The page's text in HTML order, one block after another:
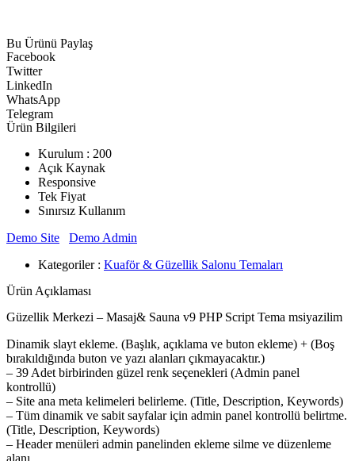
Bu Ürünü Paylaş
Facebook
Twitter
LinkedIn
WhatsApp
Telegram
Ürün Bilgileri
Kurulum : 200
Açık Kaynak
Responsive
Tek Fiyat
Sınırsız Kullanım
Demo Site
Demo Admin
Kategoriler : Kuaför & Güzellik Salonu Temaları
Ürün Açıklaması
Güzellik Merkezi – Masaj& Sauna v9 PHP Script Tema msiyazilim
Dinamik slayt ekleme. (Başlık, açıklama ve buton ekleme) + (Boş
bırakıldığında buton ve yazı alanları çıkmayacaktır.)
– 39 Adet birbirinden güzel renk seçenekleri (Admin panel
kontrollü)
– Site ana meta kelimeleri belirleme. (Title, Description, Keywords)
– Tüm dinamik ve sabit sayfalar için admin panel kontrollü belirtme.
(Title, Description, Keywords)
– Header menüleri admin panelinden ekleme silme ve düzenleme
alanı.